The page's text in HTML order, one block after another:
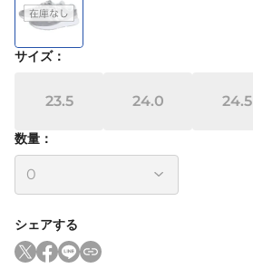
サイズ：
23.5 24.0 24.5
数量：
シェアする